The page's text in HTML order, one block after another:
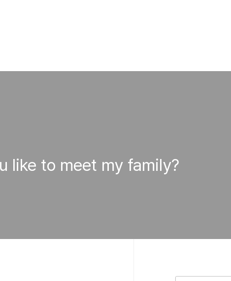
like to meet my family?